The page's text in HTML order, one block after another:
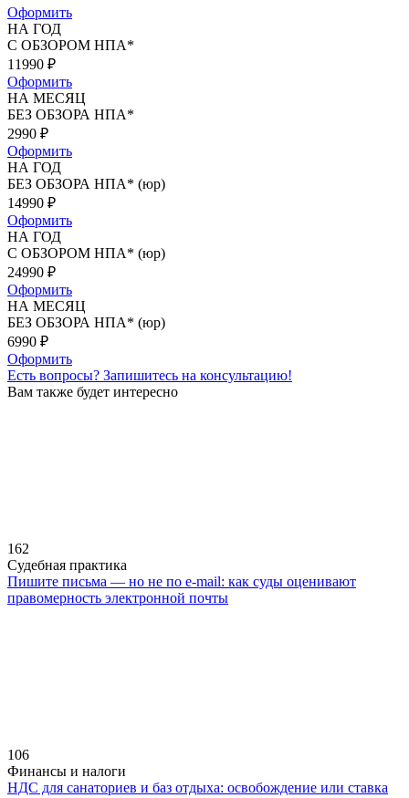
Оформить
НА ГОД
С ОБЗОРОМ НПА*
11990 ₽
Оформить
НА МЕСЯЦ
БЕЗ ОБЗОРА НПА*
2990 ₽
Оформить
НА ГОД
БЕЗ ОБЗОРА НПА* (юр)
14990 ₽
Оформить
НА ГОД
С ОБЗОРОМ НПА* (юр)
24990 ₽
Оформить
НА МЕСЯЦ
БЕЗ ОБЗОРА НПА* (юр)
6990 ₽
Оформить
Есть вопросы? Запишитесь на консультацию!
Вам также будет интересно
162
Судебная практика
Пишите письма — но не по e-mail: как суды оценивают
правомерность электронной почты
106
Финансы и налоги
НДС для санаториев и баз отдыха: освобождение или ставка